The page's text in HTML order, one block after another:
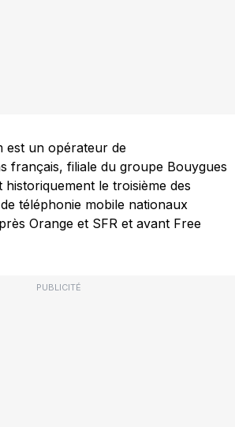
est un opérateur de
français, filiale du groupe Bouygues
le troisième des
téléphonie mobile nationaux
Orange et SFR et avant Free
PUBLICITÉ